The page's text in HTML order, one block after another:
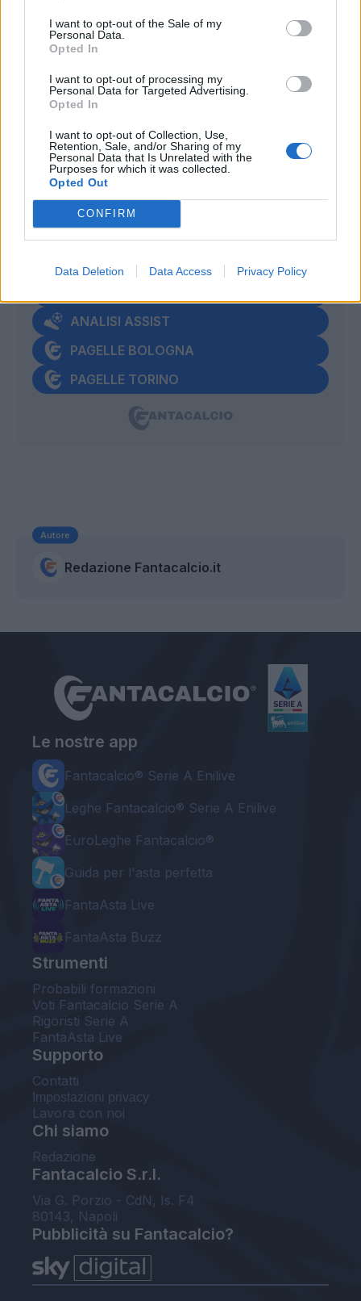
I want to opt-out of the Sale of my
Personal Data.
Opted In
I want to opt-out of processing my
Personal Data for Targeted Advertising.
Opted In
I want to opt-out of Collection, Use,
Retention, Sale, and/or Sharing of my
Personal Data that Is Unrelated with the
Purposes for which it was collected.
Opted Out
CONFIRM
Data Deletion Data Access Privacy Policy
VOTI, ASSIST E PAGELLE DI
BOLOGNA-TORINO
ANALISI ASSIST
PAGELLE BOLOGNA
PAGELLE TORINO
Autore
Redazione Fantacalcio.it
Le nostre app
Fantacalcio® Serie A Enilive
Leghe Fantacalcio® Serie A Enilive
EuroLeghe Fantacalcio®
Guida per l'asta perfetta
FantaAsta Live
FantaAsta Buzz
Strumenti
Probabili formazioni
Voti Fantacalcio Serie A
Rigoristi Serie A
FantaAsta Live
Supporto
Contatti
Impostazioni privacy
Lavora con noi
Chi siamo
Redazione
Fantacalcio S.r.l.
Via G. Porzio - CdN, Is. F4
80143, Napoli
Pubblicità su Fantacalcio?